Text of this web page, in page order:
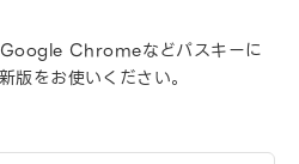
Chromeなどパスキーに
版をお使いください。